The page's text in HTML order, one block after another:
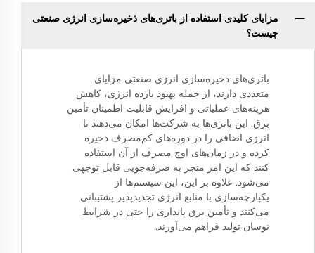
مزایای کلیدی استفاده از باتری‌های ذخیره‌سازی انرژی صنعتی
چیست؟
باتری‌های ذخیره‌سازی انرژی صنعتی مزایای
متعددی دارند، از جمله بهبود بازده انرژی، کاهش
هزینه‌های عملیاتی و افزایش قابلیت اطمینان تأمین
برق. این باتری‌ها به شرکت‌ها امکان می‌دهند تا
انرژی اضافی را در دوره‌های کم‌مصرف ذخیره
کرده و در زمان‌های اوج مصرف از آن استفاده
کنند که این امر منجر به صرفه‌جویی قابل توجهی
می‌شود. علاوه بر این، این سیستم‌ها از
یکپارچه‌سازی با منابع انرژی تجدیدپذیر پشتیبانی
می‌کنند و تأمین برق پایداری را حتی در شرایط
نوسان تولید فراهم می‌آورند.